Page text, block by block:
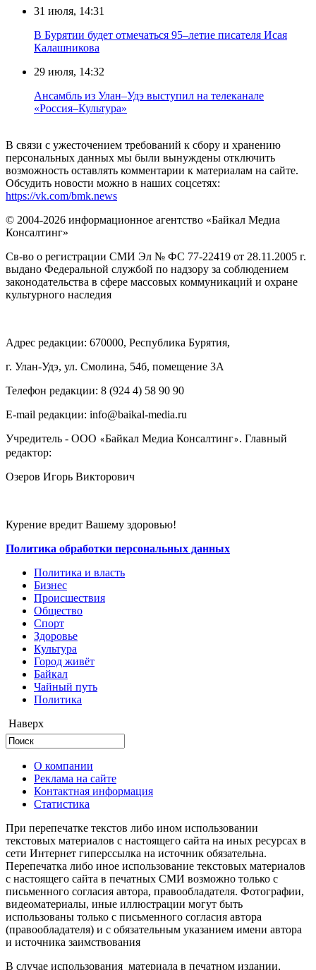
31 июля, 14:31
В Бурятии будет отмечаться 95–летие писателя Исая
Калашникова
29 июля, 14:32
Ансамбль из Улан–Удэ выступил на телеканале
«Россия–Культура»
В связи с ужесточением требований к сбору и хранению
персональных данных мы были вынуждены отключить
возможность оставлять комментарии к материалам на сайте.
Обсудить новости можно в наших соцсетях:
https://vk.com/bmk.news
© 2004-2026 информационное агентство «Байкал Медиа
Консалтинг»
Св-во о регистрации СМИ Эл № ФС 77-22419 от 28.11.2005 г.
выдано Федеральной службой по надзору за соблюдением
законодательства в сфере массовых коммуникаций и охране
культурного наследия
Адрес редакции: 670000, Республика Бурятия,
г. Улан-Удэ, ул. Смолина, 54б, помещение 3А
Телефон редакции: ‎‎8 (924 4) 58 90 90
E-mail редакции: info@baikal-media.ru
Учредитель - ООО «Байкал Медиа Консалтинг». Главный
редактор:
Озеров Игорь Викторович
Курение вредит Вашему здоровью!
Политика обработки персональных данных
Политика и власть
Бизнес
Происшествия
Общество
Cпорт
Здоровье
Культура
Город живёт
Байкал
Чайный путь
Политика
Наверх
О компании
Реклама на сайте
Контактная информация
Статистика
При перепечатке текстов либо ином использовании
текстовых материалов с настоящего сайта на иных ресурсах в
сети Интернет гиперссылка на источник обязательна.
Перепечатка либо иное использование текстовых материалов
с настоящего сайта в печатных СМИ возможно только с
письменного согласия автора, правообладателя. Фотографии,
видеоматериалы, иные иллюстрации могут быть
использованы только с письменного согласия автора
(правообладателя) и с обязательным указанием имени автора
и источника заимствования
В случае использования материала в печатном издании,